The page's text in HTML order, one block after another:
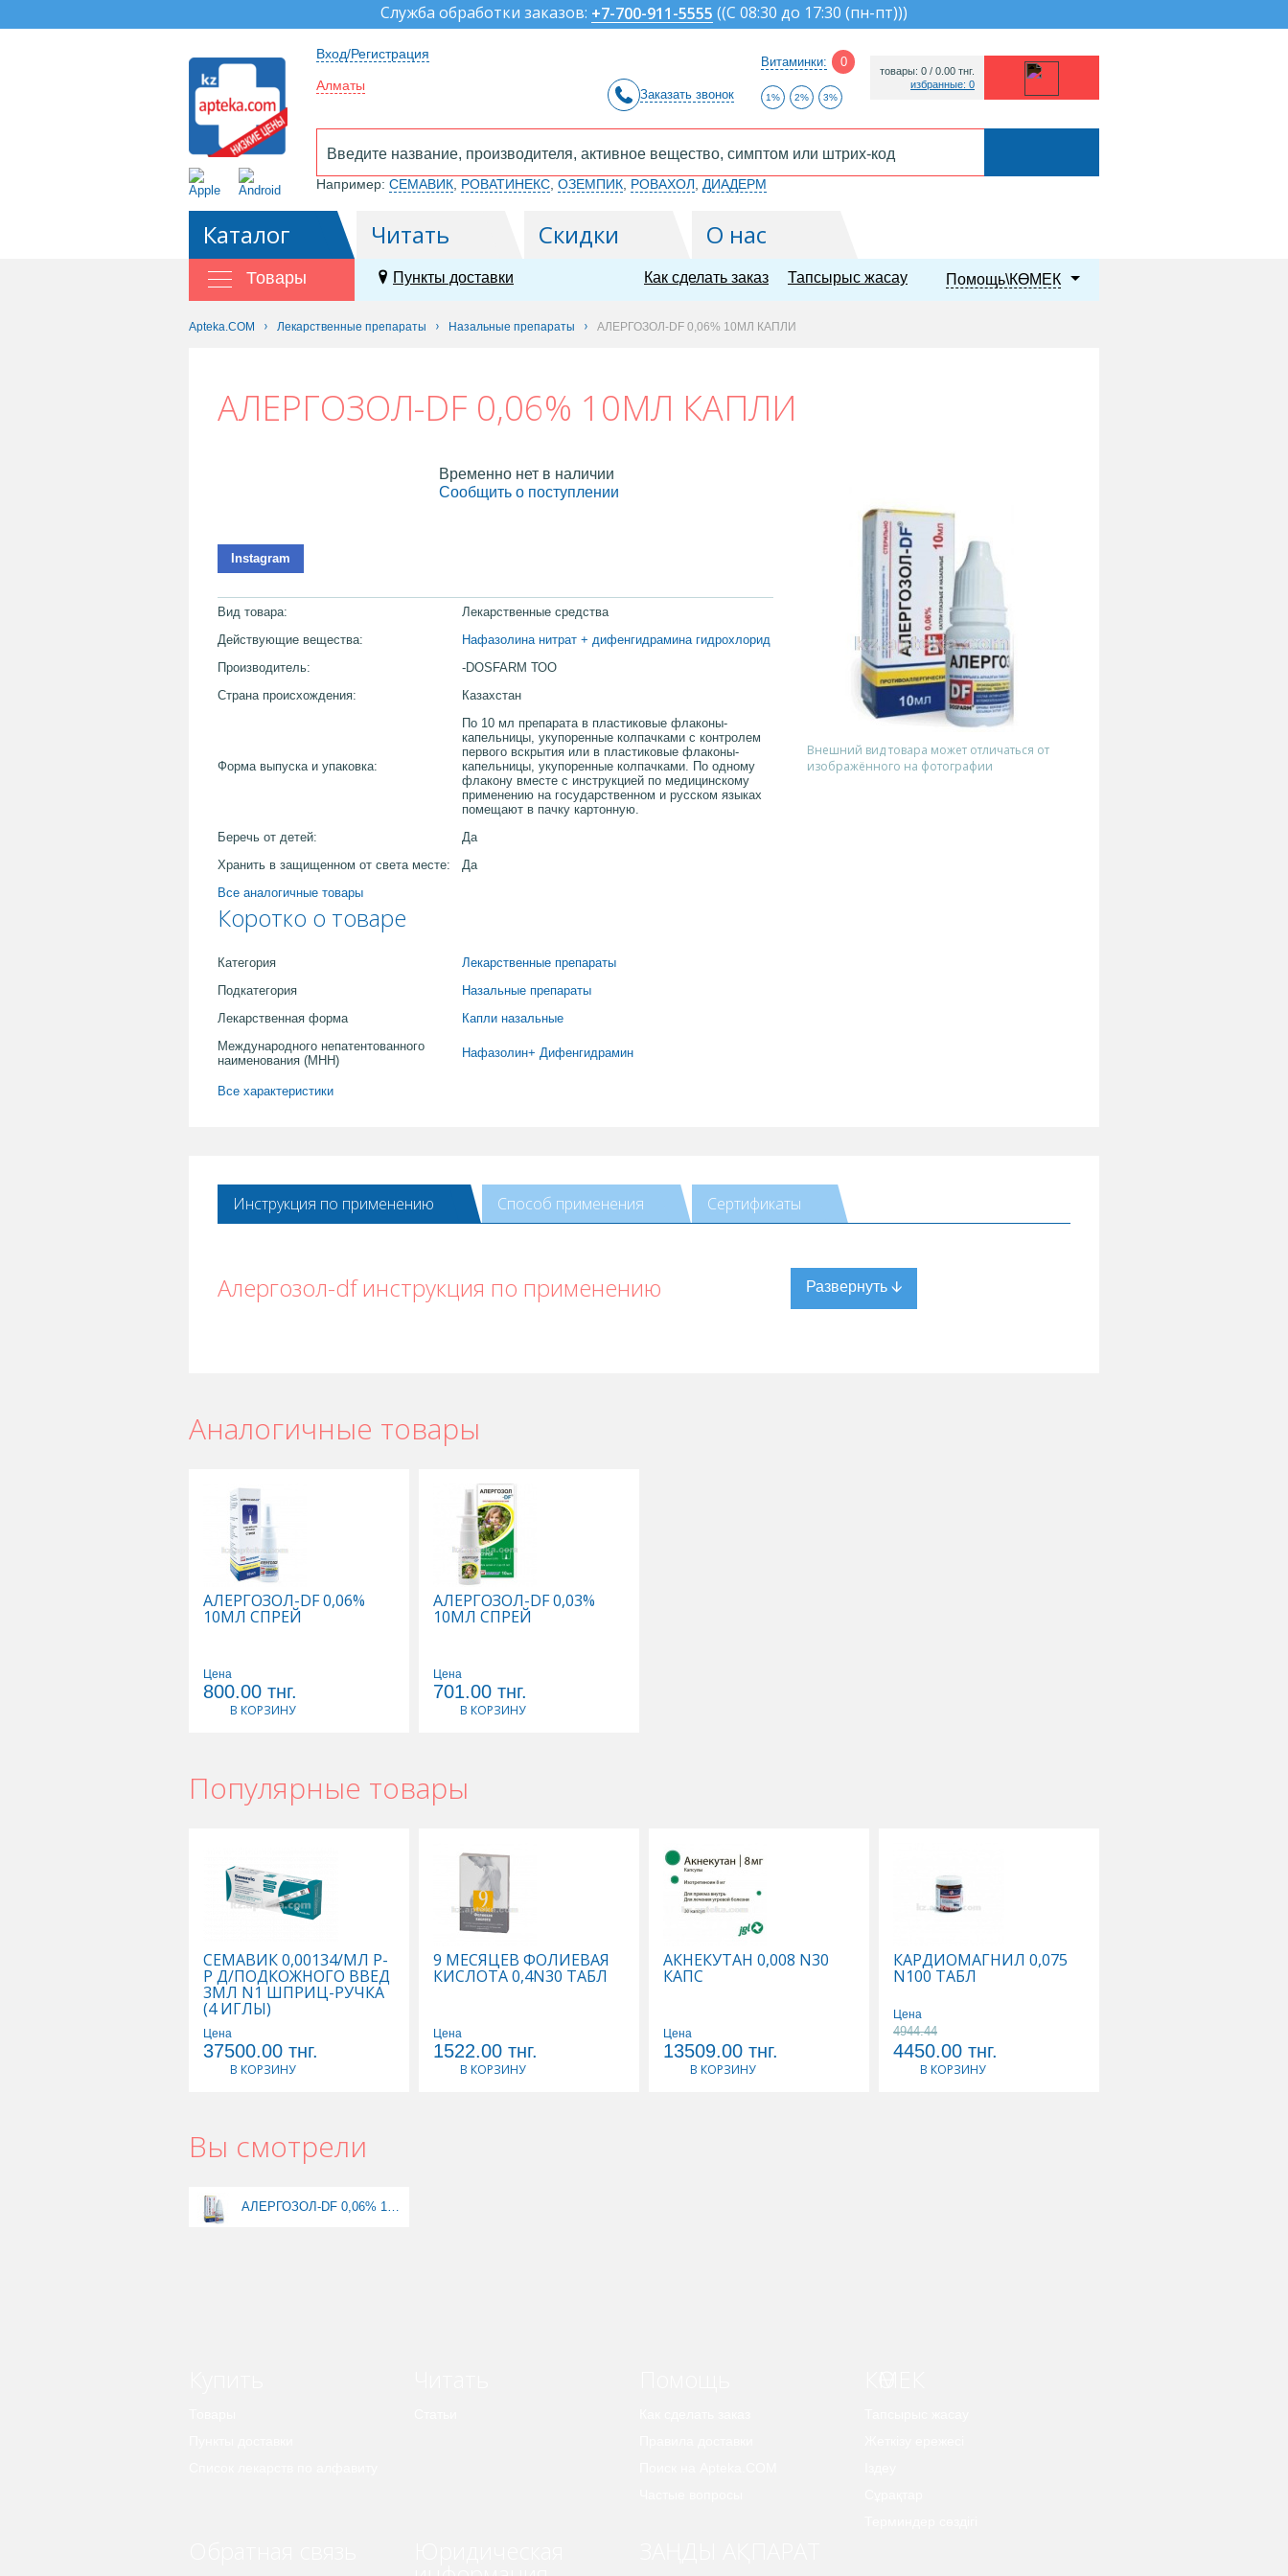
Служба обработки заказов: +7-700-911-5555 ((С 08:30 до 17:30 (пн-пт)))
Вход/Регистрация
Алматы
Заказать звонок
Витаминки: 0
1% 2% 3%
товары: 0 / 0.00 тнг.
избранные: 0
Например: СЕМАВИК РОВАТИНЕКС ОЗЕМПИК РОВАХОЛ ДИАДЕРМ
Каталог Читать Скидки О нас
Товары Пункты доставки Помощь\КӨМЕК
Тапсырыс жасау
Как сделать заказ
Apteka.COM Лекарственные препараты Назальные препараты АЛЕРГОЗОЛ-DF 0,06% 10МЛ КАПЛИ
АЛЕРГОЗОЛ-DF 0,06% 10МЛ КАПЛИ
Временно нет в наличии
Сообщить о поступлении
Instagram
Вид товара:
Лекарственные средства
Действующие вещества:
Нафазолина нитрат + дифенгидрамина гидрохлорид
Производитель:
-DOSFARM ТОО
Страна происхождения:
Казахстан
Форма выпуска и упаковка:
По 10 мл препарата в пластиковые флаконы-
капельницы, укупоренные колпачками с контролем
первого вскрытия или в пластиковые флаконы-
капельницы, укупоренные колпачками. По одному
флакону вместе с инструкцией по медицинскому
применению на государственном и русском языках
помещают в пачку картонную.
Беречь от детей:
Да
Хранить в защищенном от света месте:
Да
Все аналогичные товары
Коротко о товаре
Категория
Лекарственные препараты
Подкатегория
Назальные препараты
Лекарственная форма
Капли назальные
Международного непатентованного
наименования (МНН)
Нафазолин+ Дифенгидрамин
Все характеристики
Внешний вид товара может отличаться от
изображённого на фотографии
Инструкция по применению Способ применения Сертификаты
Алергозол-df инструкция по применению
Аналогичные товары
АЛЕРГОЗОЛ-DF 0,06%
10МЛ СПРЕЙ
Цена
800.00 тнг.
В КОРЗИНУ
АЛЕРГОЗОЛ-DF 0,03%
10МЛ СПРЕЙ
Цена
701.00 тнг.
В КОРЗИНУ
Популярные товары
СЕМАВИК 0,00134/МЛ Р-
Р Д/ПОДКОЖНОГО ВВЕД
3МЛ N1 ШПРИЦ-РУЧКА
(4 ИГЛЫ)
Цена
37500.00 тнг.
В КОРЗИНУ
9 МЕСЯЦЕВ ФОЛИЕВАЯ
КИСЛОТА 0,4N30 ТАБЛ
Цена
1522.00 тнг.
В КОРЗИНУ
АКНЕКУТАН 0,008 N30
КАПС
Цена
13509.00 тнг.
В КОРЗИНУ
КАРДИОМАГНИЛ 0,075
N100 ТАБЛ
Цена
4944.44
4450.00 тнг.
В КОРЗИНУ
Вы смотрели
АЛЕРГОЗОЛ-DF 0,06% 10МЛ КАПЛИ